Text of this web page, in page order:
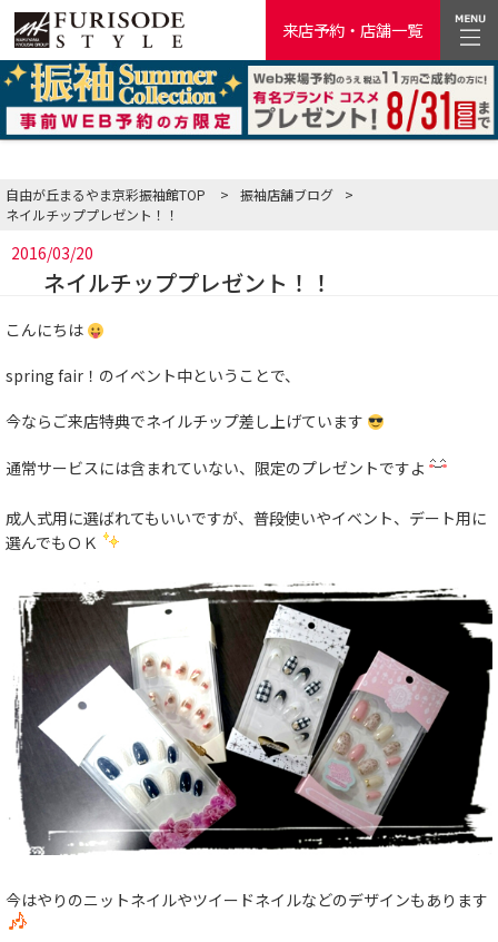
来店予約・店舗一覧
自由が丘まるやま京彩振袖館TOP > 振袖店舗ブログ
>
ネイルチッププレゼント！！
2016/03/20
ネイルチッププレゼント！！
こんにちは
spring fair！のイベント中ということで、
今ならご来店特典でネイルチップ差し上げています
通常サービスには含まれていない、限定のプレゼントですよ
成人式用に選ばれてもいいですが、普段使いやイベント、デート用に
選んでもＯＫ
今はやりのニットネイルやツイードネイルなどのデザインもあります